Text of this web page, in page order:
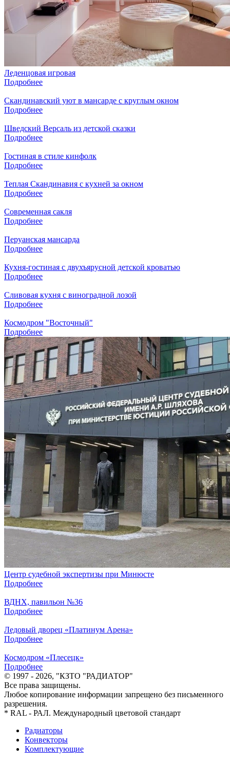
Леденцовая игровая
Подробнее
Скандинавский уют в мансарде с круглым окном
Подробнее
Шведский Версаль из детской сказки
Подробнее
Гостиная в стиле кинфолк
Подробнее
Теплая Скандинавия с кухней за окном
Подробнее
Современная сакля
Подробнее
Перуанская мансарда
Подробнее
Кухня-гостиная с двухъярусной детской кроватью
Подробнее
Сливовая кухня с виноградной лозой
Подробнее
Космодром "Восточный"
Подробнее
Центр судебной экспертизы при Минюсте
Подробнее
ВДНХ, павильон №36
Подробнее
Ледовый дворец «Платинум Арена»
Подробнее
Космодром «Плесецк»
Подробнее
© 1997 - 2026, "КЗТО "РАДИАТОР"
Все права защищены.
Любое копирование информации запрещено без письменного
разрешения.
* RAL - РАЛ. Международный цветовой стандарт
Радиаторы
Конвекторы
Комплектующие